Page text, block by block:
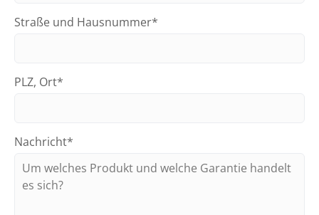
Straße und Hausnummer*
PLZ, Ort*
Nachricht*